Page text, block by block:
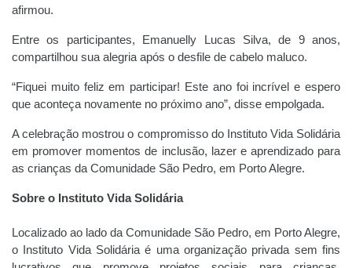
afirmou.
Entre os participantes, Emanuelly Lucas Silva, de 9 anos,
compartilhou sua alegria após o desfile de cabelo maluco.
“Fiquei muito feliz em participar! Este ano foi incrível e espero
que aconteça novamente no próximo ano”, disse empolgada.
A celebração mostrou o compromisso do Instituto Vida Solidária
em promover momentos de inclusão, lazer e aprendizado para
as crianças da Comunidade São Pedro, em Porto Alegre.
Sobre o Instituto Vida Solidária
Localizado ao lado da Comunidade São Pedro, em Porto Alegre,
o Instituto Vida Solidária é uma organização privada sem fins